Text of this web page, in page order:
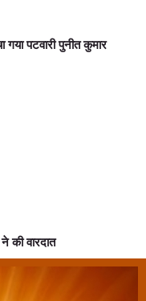
पटवारी पुनीत कुमार
की वारदात